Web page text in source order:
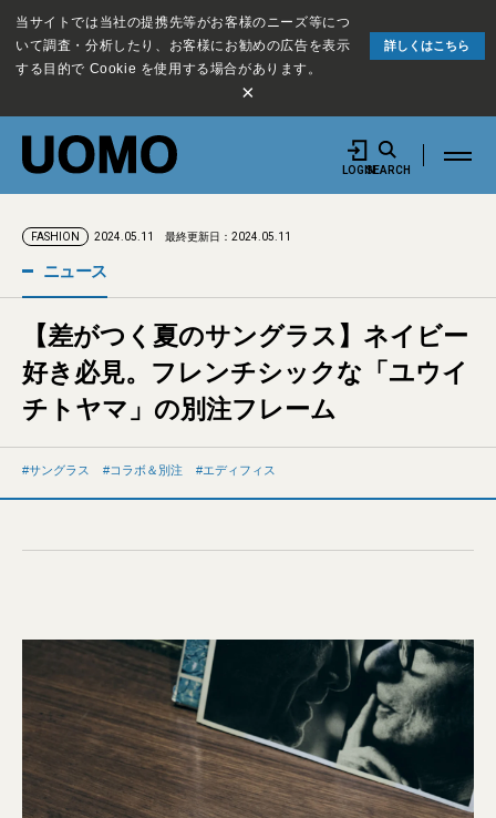
当サイトでは当社の提携先等がお客様のニーズ等につ
いて調査・分析したり、お客様にお勧めの広告を表示
する目的で Cookie を使用する場合があります。
詳しくはこちら
×
LOGINSEARCH
FASHION 2024.05.11 最終更新日：2024.05.11
ニュース
【差がつく夏のサングラス】ネイビー
好き必見。フレンチシックな「ユウイ
チトヤマ」の別注フレーム
サングラス コラボ＆別注 エディフィス